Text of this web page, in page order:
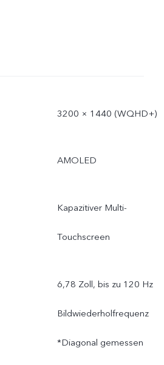
Bedingungen ändern, und
3200 × 1440 (WQHD+)
AMOLED
Kapazitiver Multi-
Touchscreen
6,78 Zoll, bis zu 120 Hz
Bildwiederholfrequenz
*Diagonal gemessen